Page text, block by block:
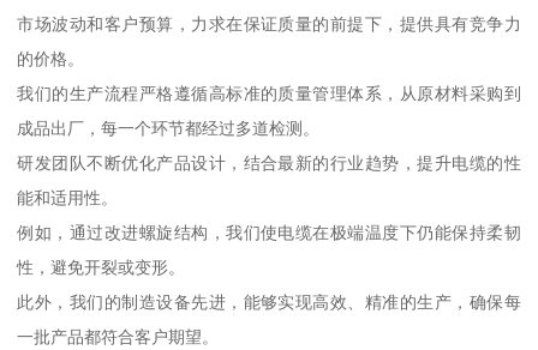
市场波动和客户预算，力求在保证质量的前提下，提供具有竞争力
的价格。
我们的生产流程严格遵循高标准的质量管理体系，从原材料采购到
成品出厂，每一个环节都经过多道检测。
研发团队不断优化产品设计，结合最新的行业趋势，提升电缆的性
能和适用性。
例如，通过改进螺旋结构，我们使电缆在极端温度下仍能保持柔韧
性，避免开裂或变形。
此外，我们的制造设备先进，能够实现高效、精准的生产，确保每
一批产品都符合客户期望。